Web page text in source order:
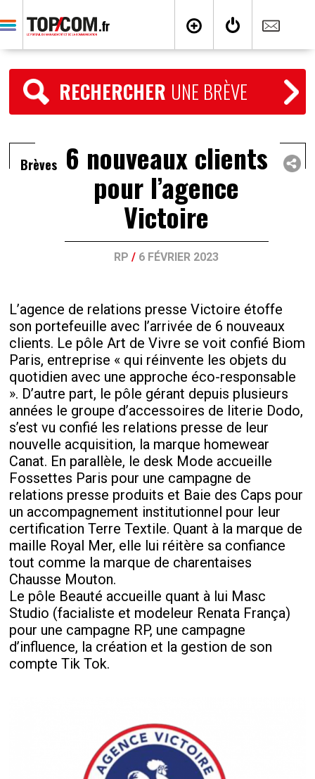
RECHERCHER UNE BRÈVE
Brèves 6 nouveaux clients
pour l’agence
Victoire
RP / 6 FÉVRIER 2023
L’agence de relations presse Victoire étoffe
son portefeuille avec l’arrivée de 6 nouveaux
clients. Le pôle Art de Vivre se voit confié Biom
Paris, entreprise « qui réinvente les objets du
quotidien avec une approche éco-responsable
». D’autre part, le pôle gérant depuis plusieurs
années le groupe d’accessoires de literie Dodo,
s’est vu confié les relations presse de leur
nouvelle acquisition, la marque homewear
Canat. En parallèle, le desk Mode accueille
Fossettes Paris pour une campagne de
relations presse produits et Baie des Caps pour
un accompagnement institutionnel pour leur
certification Terre Textile. Quant à la marque de
maille Royal Mer, elle lui réitère sa confiance
tout comme la marque de charentaises
Chausse Mouton.
Le pôle Beauté accueille quant à lui Masc
Studio (facialiste et modeleur Renata França)
pour une campagne RP, une campagne
d’influence, la création et la gestion de son
compte Tik Tok.